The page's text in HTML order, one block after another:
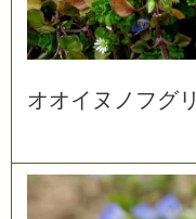
オオイ ヌ ノ フグリ